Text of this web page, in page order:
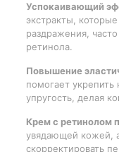
Успокаивающий
экстракты,
раздражения,
ретинола.
Повышение
помогает укрепить
упругость, делая
Крем с ретинолом
увядающей кожей,
скорректировать